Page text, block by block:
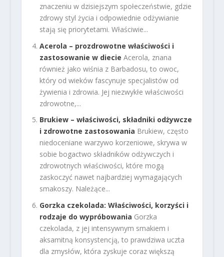
znaczeniu w dzisiejszym społeczeństwie, gdzie
zdrowy styl życia i odpowiednie odżywianie
stają się priorytetami. Właściwie...
Acerola – prozdrowotne właściwości i
zastosowanie w diecie Acerola, znana
również jako wiśnia z Barbadosu, to owoc,
który od wieków fascynuje specjalistów od
żywienia i zdrowia. Jej niezwykłe właściwości
zdrowotne,...
Brukiew – właściwości, składniki odżywcze
i zdrowotne zastosowania Brukiew, często
niedoceniane warzywo korzeniowe, skrywa w
sobie bogactwo składników odżywczych i
zdrowotnych właściwości, które mogą
zaskoczyć nawet najbardziej wymagających
smakoszy. Należące...
Gorzka czekolada: Właściwości, korzyści i
rodzaje do wypróbowania Gorzka
czekolada, z jej intensywnym smakiem i
aksamitną konsystencją, to prawdziwa uczta
dla zmysłów, która zyskuje coraz większą